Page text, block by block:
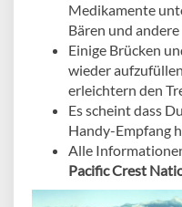
Medikamente
Bären und
Einige Brücken
wieder
erleichtern den
Es scheint dass
Handy-Empfang
Alle
Pacific Crest